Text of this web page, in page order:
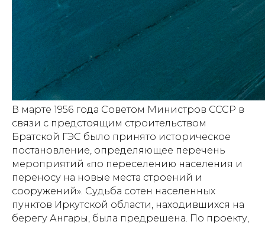
В марте 1956 года Советом Министров СССР в
связи с предстоящим строительством
Братской ГЭС было принято историческое
постановление, определяющее перечень
мероприятий «по переселению населения и
переносу на новые места строений и
сооружений». Судьба сотен населенных
пунктов Иркутской области, находившихся на
берегу Ангары, была предрешена. По проекту,